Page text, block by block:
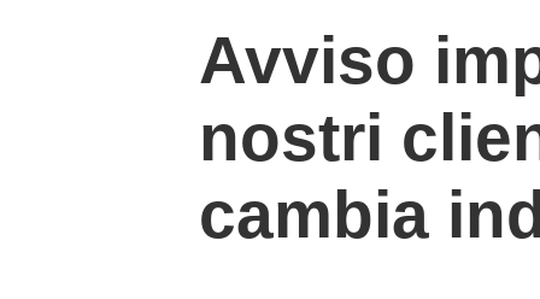
Avviso
nostri
cambia